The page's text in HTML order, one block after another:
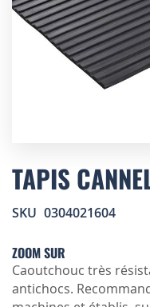
to
the
of
images
gallery
TAPIS
SKU 0304021604
ZOOM SUR
Caoutchouc très
antichocs.